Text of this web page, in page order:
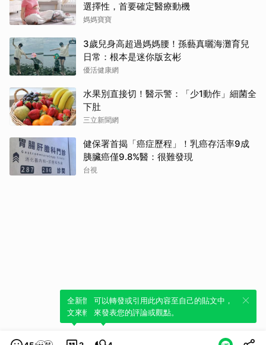
選擇性，首要確定醫療動機
媽媽寶寶
3歲兒身高超過媽媽腰！孫藝真曬海灘育兒
日常：根本是迷你版玄彬
優活健康網
水果別直接切！醫示警：「少1動作」細菌全
下肚
三立新聞網
健保署首揭「癌症歷程」！乳癌存活率9成
胰臟癌僅9.8%醫：很難發現
台視
全新體驗！一鍵引用此內容，透過發布貼
文來輕鬆表達個人立場。
可以轉發或引用此內容至自己的貼文中，
來發表您的評論或觀點。